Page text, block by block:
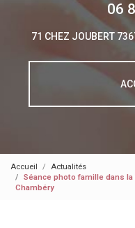
06
71 CHEZ JOUBERT
Accueil
Actualités
Séance photo famille dans
Chambéry